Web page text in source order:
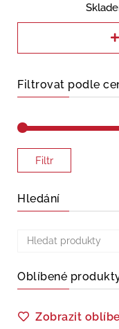
Filtrovat podle
Minimální
Maximální
Filtr
Hledání
Oblíbené
Zobrazit